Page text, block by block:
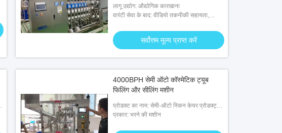
लागू उद्योग: औद्योगिक कारखाना
वारंटी सेवा के बाद: वीडियो तकनीकी सहायता,
सर्वोत्तम मूल्य प्राप्त करें
4000BPH सेमी ऑटो कॉस्मेटिक ट्यूब
फिलिंग और सीलिंग मशीन
प्रोडक्ट का नाम: सेमी-ऑटो स्किन केयर प्रोडक्ट्स
कम्पोजिट ट्यूब फिलिग मशीन
प्रकार: भरने की मशीन